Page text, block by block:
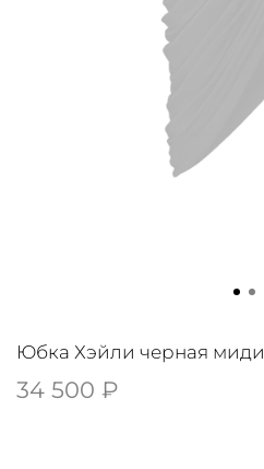
Юбка Хэйли черная миди
34 500 ₽